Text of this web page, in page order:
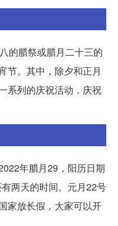
的腊祭或腊月二十三的
节。其中，除夕和正月
系列的庆祝活动，庆祝
年腊月29，阳历日期
两天的时间。元月22号
家放长假，大家可以开